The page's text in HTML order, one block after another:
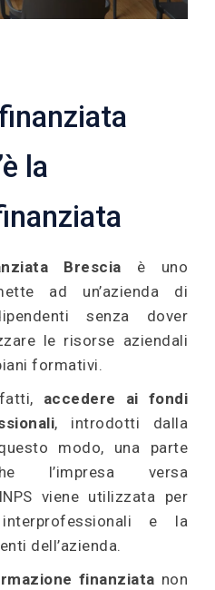
la
Brescia è uno
ad un’azienda di
senza dover
le risorse aziendali
formativi.
accedere ai fondi
, introdotti dalla
modo, una parte
l’impresa versa
viene utilizzata per
e la
dell’azienda.
finanziata non